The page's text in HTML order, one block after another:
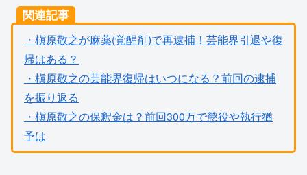
関連記事
・槇原敬之が麻薬(覚醒剤)で再逮捕！芸能界引退や復
帰はある？
・槇原敬之の芸能界復帰はいつになる？前回の逮捕
を振り返る
・槇原敬之の保釈金は？前回300万で懲役や執行猶
予は